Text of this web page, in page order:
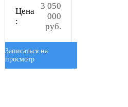
Цена
:
3 050
000
руб.
Записаться на
просмотр